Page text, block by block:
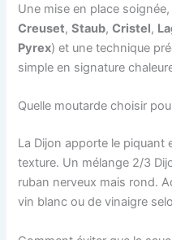
Une mise en place
Creuset,Staub,Cristel,
Pyrex) et une technique
simple en signature
Quelle moutarde choisir
La Dijon apporte le piquant
texture. Un mélange 2/3
ruban nerveux mais rond.
vin blanc ou de vinaigre